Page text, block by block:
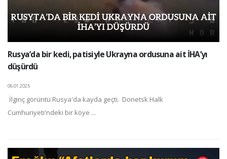
Rusya’da bir kedi, patisiyle Ukrayna ordusuna ait İHA’yı
düşürdü
06.01.2025
İlginç görüntü Rusya'da kayda geçti. Donetsk Halk
Cumhuriyeti'ndeki bir köye ...